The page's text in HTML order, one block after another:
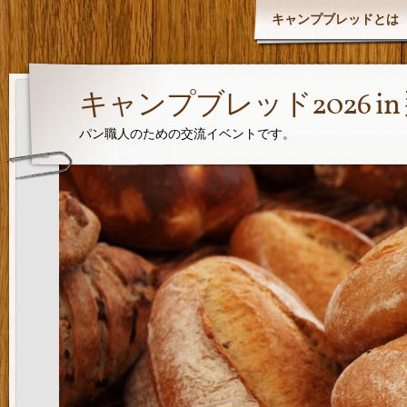
キャンプブレッドとは
キャンプブレッド2026
パン職人のための交流イベントです。